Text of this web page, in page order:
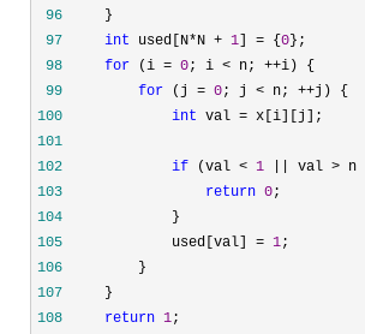
96
97
int used[N*N + 1 ] = { 0
98
for (i = 0; i < n; ++
99
for (j = 0; j < n; ++
100
int val =
101
102
if (val < 1 || val > n
103
return 0
104
105
             used[val] =
1
106
107
108
return 1